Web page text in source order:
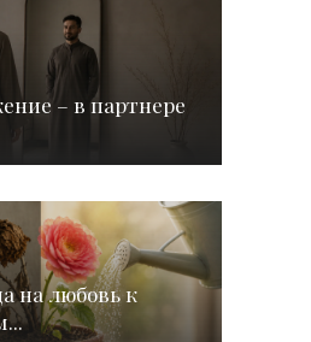
– в партнере
на любовь к